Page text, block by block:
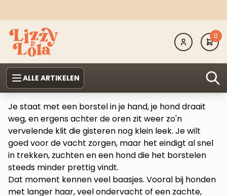
0
ALLE ARTIKELEN
Je staat met een borstel in je hand, je hond draait
weg, en ergens achter de oren zit weer zo'n
vervelende klit die gisteren nog klein leek. Je wilt
goed voor de vacht zorgen, maar het eindigt al snel
in trekken, zuchten en een hond die het borstelen
steeds minder prettig vindt.
Dat moment kennen veel baasjes. Vooral bij honden
met langer haar, veel ondervacht of een zachte,